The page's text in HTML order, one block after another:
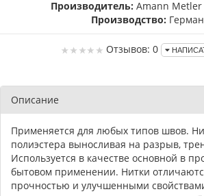
Производитель: Amann Metler
Производство:
Отзывов: 0
Описание
Применяется для любых типов швов.
полиэстера выносливая на разрыв,
Используется в качестве основной в
бытовом применении. Нитки
прочностью и улучшенными